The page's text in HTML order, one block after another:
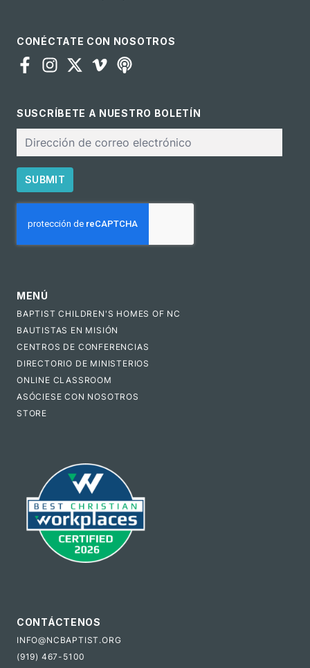
CONÉCTATE CON NOSOTROS
SUSCRÍBETE A NUESTRO BOLETÍN
Correo
electrónico
SUBMIT
CAPTCHA
MENÚ
BAPTIST CHILDREN'S HOMES OF NC
BAUTISTAS EN MISIÓN
CENTROS DE CONFERENCIAS
DIRECTORIO DE MINISTERIOS
ONLINE CLASSROOM
ASÓCIESE CON NOSOTROS
STORE
CONTÁCTENOS
INFO@NCBAPTIST.ORG
(919) 467-5100